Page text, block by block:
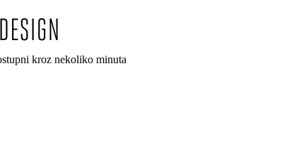
kroz nekoliko minuta